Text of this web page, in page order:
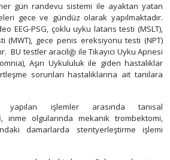
gün randevu sistemi ile ayaktan yatan
gece ve gündüz olarak yapılmaktadır.
EEG-PSG, çoklu uyku latans testi (MSLT),
(MWT), gece penis ereksiyonu testi (NPT)
BU testler aracılığı ile Tıkayıcı Uyku Apnesi
Aşırı Uykululuk ile giden hastalıklar
sorunları hastalıklarına ait tanılara
yapılan işlemler arasında tanısal
inme olgularında mekanik trombektomi,
damarlarda stentyerleştirme işlemi